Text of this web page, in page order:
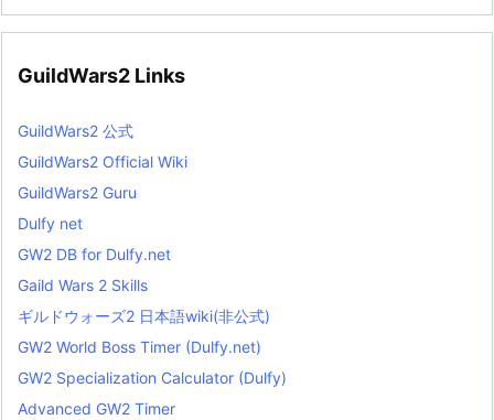
GuildWars2 Links
GuildWars2 公式
GuildWars2 Official Wiki
GuildWars2 Guru
Dulfy net
GW2 DB for Dulfy.net
Gaild Wars 2 Skills
ギルドウォーズ2 日本語wiki(非公式)
GW2 World Boss Timer (Dulfy.net)
GW2 Specialization Calculator (Dulfy)
Advanced GW2 Timer